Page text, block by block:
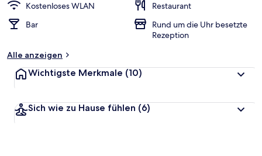
Kostenloses WLAN
Restaurant
Bar
Rund um die Uhr besetzte
Rezeption
Alle anzeigen
Wichtigste Merkmale (10)
Sich wie zu Hause fühlen (6)